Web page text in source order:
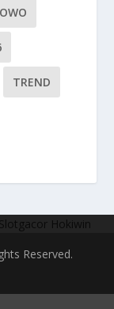
TREND
Slotgacor Hokiwin
Reserved.